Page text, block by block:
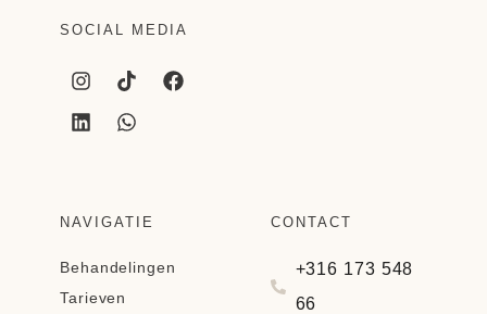
NAVIGATIE
Behandelingen
Tarieven
CONTACT
+316 173 548
66
SOCIAL MEDIA